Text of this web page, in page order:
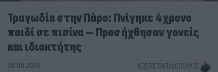
Τραγωδία στην Πάρο: Πνίγηκε 4χρονο
παιδί σε πισίνα – Προσήχθησαν γονείς
και ιδιοκτήτης
08.08.2026 ΚΏΣΤΑΣ ΠΑΠΑΔΌΠΟΥΛΟΣ